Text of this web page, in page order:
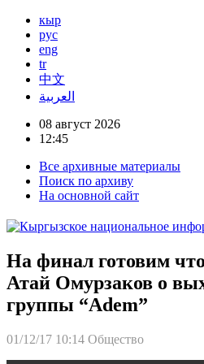
кыр
рус
eng
tr
中文
العربية
08 август 2026
12:45
Все архивные материалы
Поиск по архиву
На основной сайт
На финал готовим
Атай Омурзаков о
группы “Adem”
01/12/17 10:14 Общество